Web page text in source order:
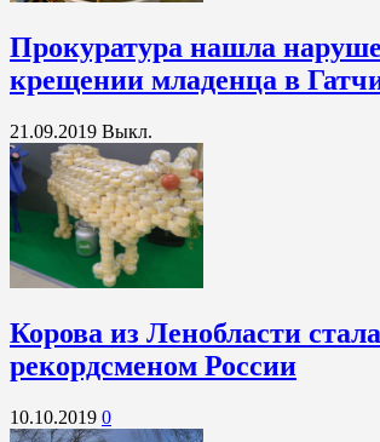
Прокуратура нашла
крещении младенца в
21.09.2019 Выкл.
Корова из Ленобласти стала
рекордсменом России
10.10.2019 0